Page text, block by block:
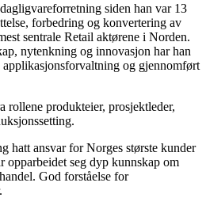
siden han var 13
forbedring og konvertering av
sentrale Retail aktørene i Norden.
nytenkning og innovasjon har han
applikasjonsforvaltning og gjennomført
rollene produkteier, prosjektleder,
hatt ansvar for Norges største kunder
opparbeidet seg dyp kunnskap om
God forståelse for